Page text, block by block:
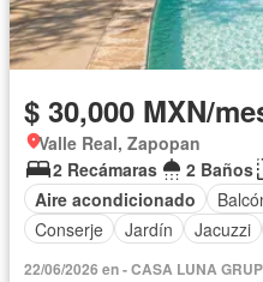
$ 30,000 MXN/
Valle Real, Zapopan
2 Recámaras
2 Baños
Aire acondicionado
Conserje
Jardín Jacuzzi
22/06/2026 en - CASA LUNA